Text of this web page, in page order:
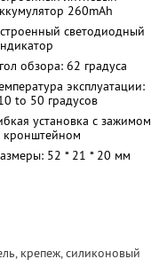
260mAh
светодиодный
обзора: 62 градуса
эксплуатации:
to 50 градусов
установка с зажимом
кронштейном
52 * 21 * 20 мм
крепеж, силиконовый